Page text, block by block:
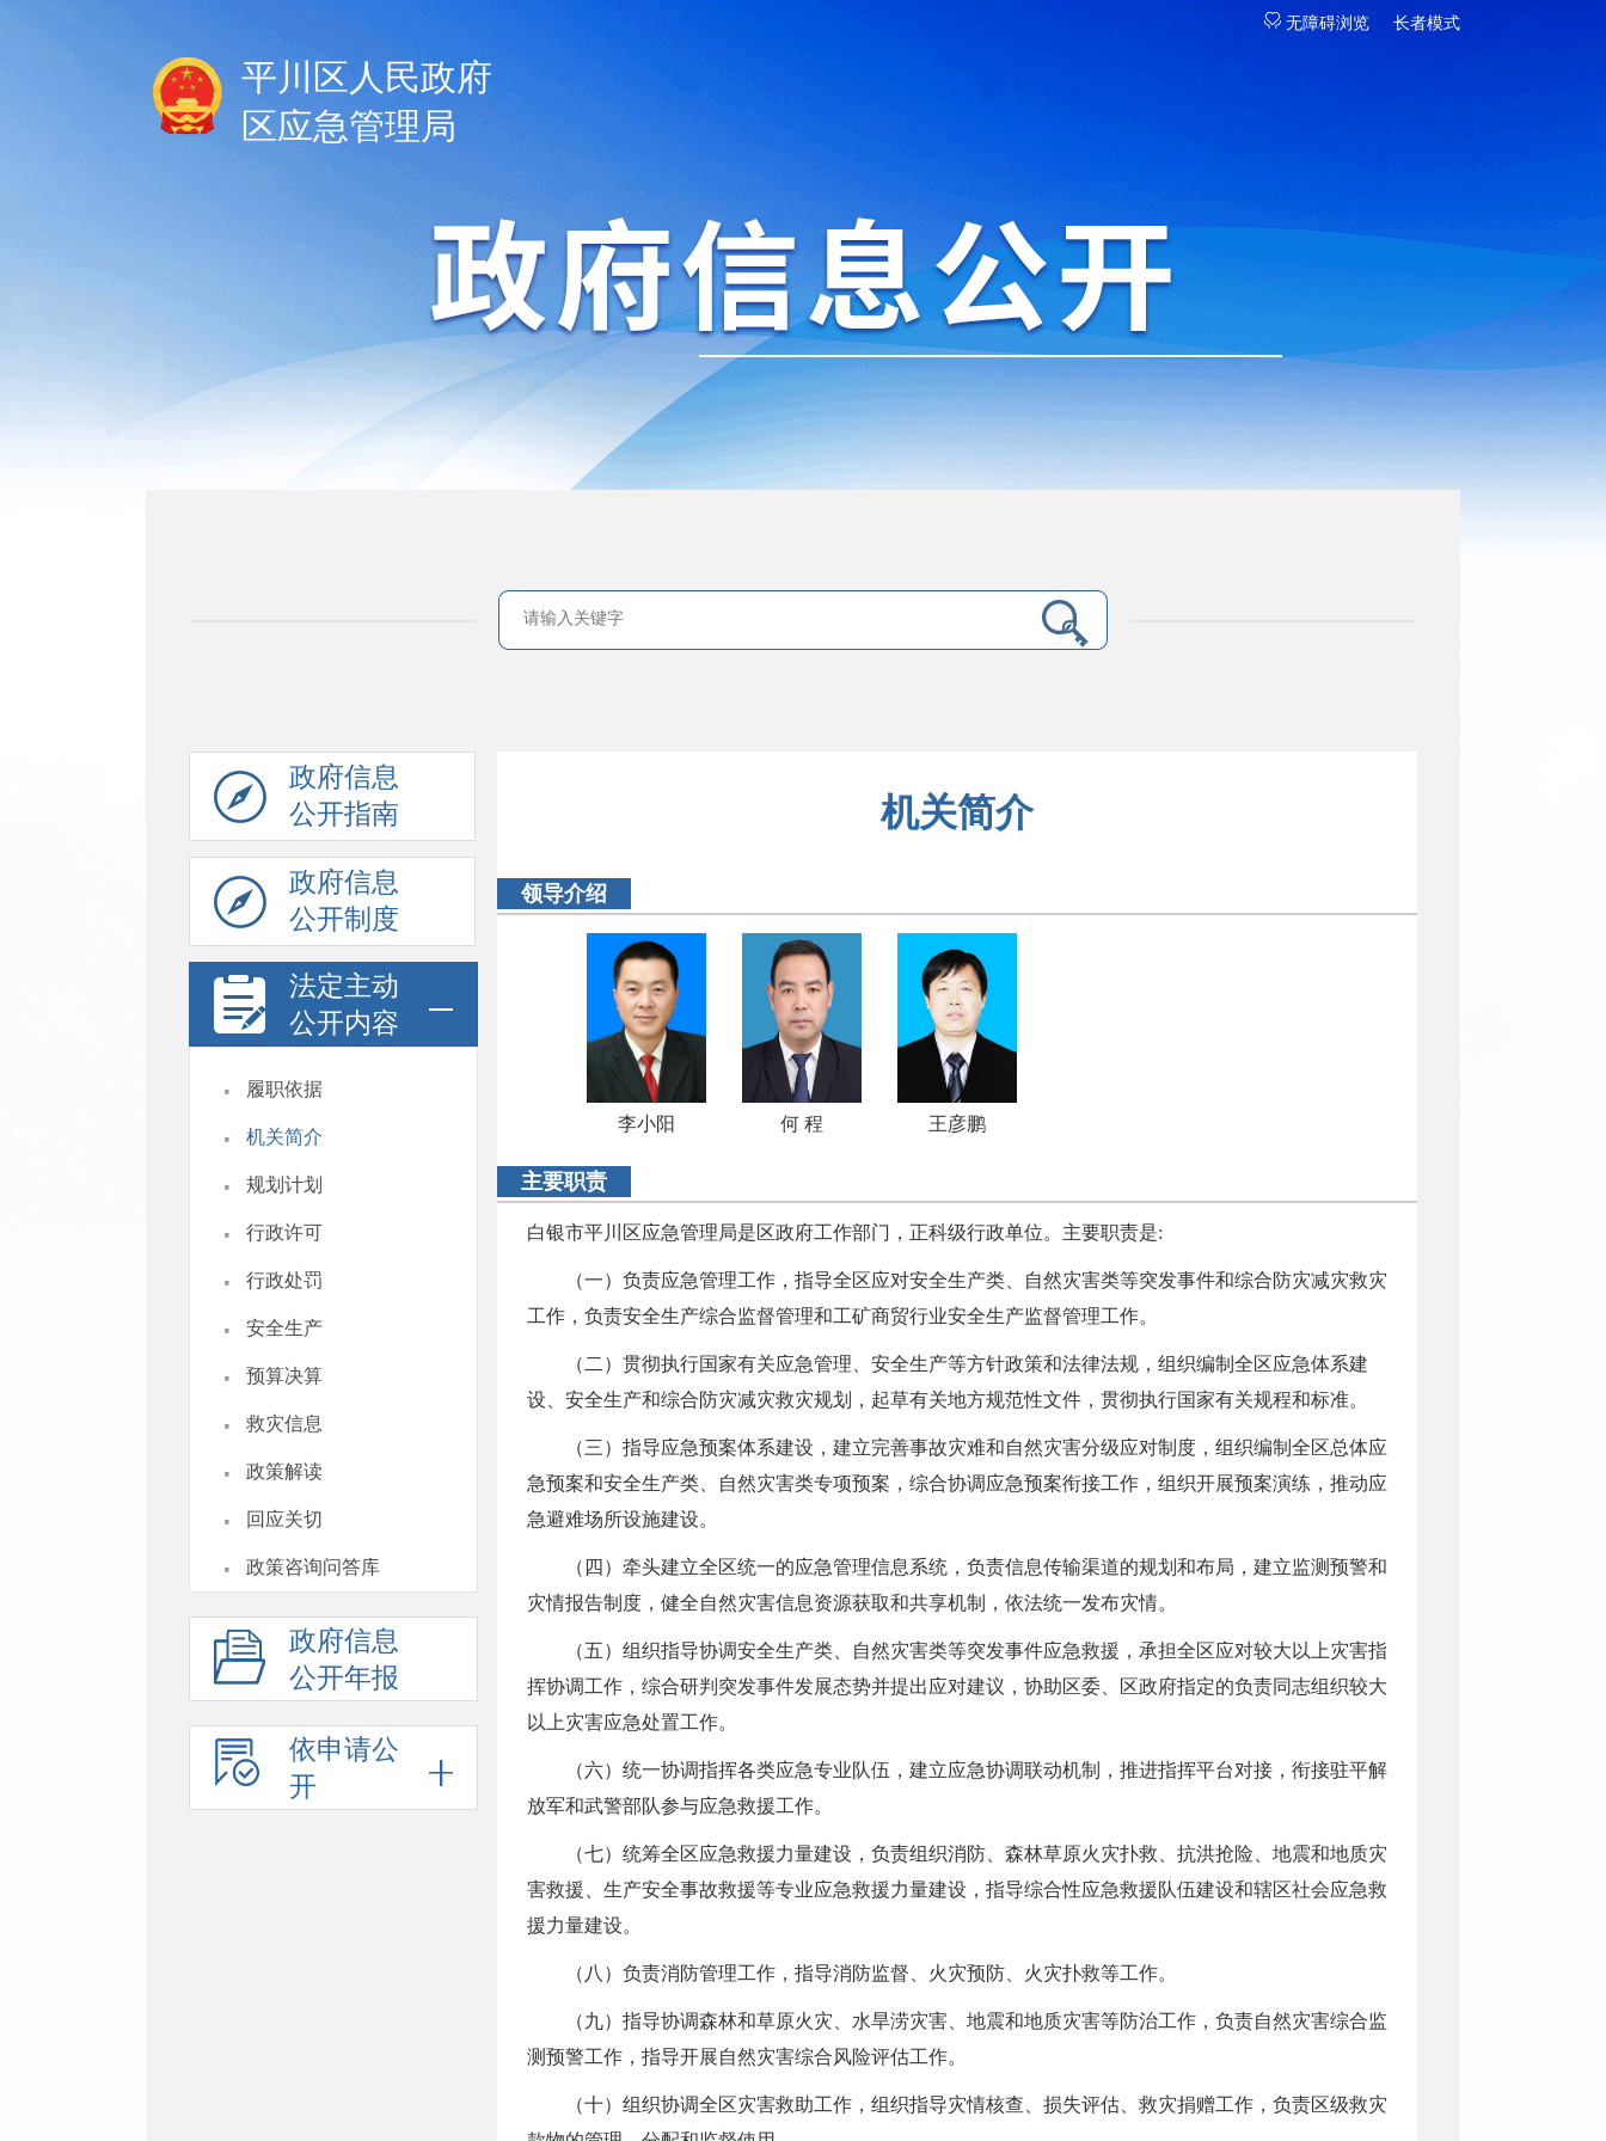
无障碍浏览 长者模式
平川区人民政府
区应急管理局
政府信息
公开指南
政府信息
公开制度
法定主动
公开内容
· 履职依据
· 机关简介
· 规划计划
· 行政许可
· 行政处罚
· 安全生产
· 预算决算
· 救灾信息
· 政策解读
· 回应关切
· 政策咨询问答库
政府信息
公开年报
依申请公
开
机关简介
领导介绍
李小阳 何 程 王彦鹏
主要职责
白银市平川区应急管理局是区政府工作部门，正科级行政单位。主要职责是:
（一）负责应急管理工作，指导全区应对安全生产类、自然灾害类等突发事件和综合防灾减灾救灾
工作，负责安全生产综合监督管理和工矿商贸行业安全生产监督管理工作。
（二）贯彻执行国家有关应急管理、安全生产等方针政策和法律法规，组织编制全区应急体系建
设、安全生产和综合防灾减灾救灾规划，起草有关地方规范性文件，贯彻执行国家有关规程和标准。
（三）指导应急预案体系建设，建立完善事故灾难和自然灾害分级应对制度，组织编制全区总体应
急预案和安全生产类、自然灾害类专项预案，综合协调应急预案衔接工作，组织开展预案演练，推动应
急避难场所设施建设。
（四）牵头建立全区统一的应急管理信息系统，负责信息传输渠道的规划和布局，建立监测预警和
灾情报告制度，健全自然灾害信息资源获取和共享机制，依法统一发布灾情。
（五）组织指导协调安全生产类、自然灾害类等突发事件应急救援，承担全区应对较大以上灾害指
挥协调工作，综合研判突发事件发展态势并提出应对建议，协助区委、区政府指定的负责同志组织较大
以上灾害应急处置工作。
（六）统一协调指挥各类应急专业队伍，建立应急协调联动机制，推进指挥平台对接，衔接驻平解
放军和武警部队参与应急救援工作。
（七）统筹全区应急救援力量建设，负责组织消防、森林草原火灾扑救、抗洪抢险、地震和地质灾
害救援、生产安全事故救援等专业应急救援力量建设，指导综合性应急救援队伍建设和辖区社会应急救
援力量建设。
（八）负责消防管理工作，指导消防监督、火灾预防、火灾扑救等工作。
（九）指导协调森林和草原火灾、水旱涝灾害、地震和地质灾害等防治工作，负责自然灾害综合监
测预警工作，指导开展自然灾害综合风险评估工作。
（十）组织协调全区灾害救助工作，组织指导灾情核查、损失评估、救灾捐赠工作，负责区级救灾